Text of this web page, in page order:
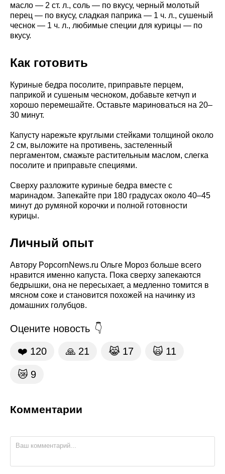
масло — 2 ст. л., соль — по вкусу, черный молотый
перец — по вкусу, сладкая паприка — 1 ч. л., сушеный
чеснок — 1 ч. л., любимые специи для курицы — по
вкусу.
Как готовить
Куриные бедра посолите, приправьте перцем,
паприкой и сушеным чесноком, добавьте кетчуп и
хорошо перемешайте. Оставьте мариноваться на 20–
30 минут.
Капусту нарежьте круглыми стейками толщиной около
2 см, выложите на противень, застеленный
пергаментом, смажьте растительным маслом, слегка
посолите и приправьте специями.
Сверху разложите куриные бедра вместе с
маринадом. Запекайте при 180 градусах около 40–45
минут до румяной корочки и полной готовности
курицы.
Личный опыт
Автору PopcornNews.ru Ольге Мороз больше всего
нравится именно капуста. Пока сверху запекаются
бедрышки, она не пересыхает, а медленно томится в
мясном соке и становится похожей на начинку из
домашних голубцов.
Оцените новость
❤️ 120 🙏 21 😹 17 🙀 11
😿 9
Комментарии